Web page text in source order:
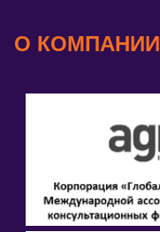
О КОМПАНИИ